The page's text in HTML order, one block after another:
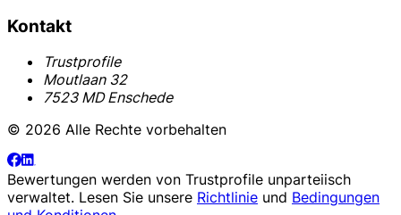
Kontakt
Trustprofile
Moutlaan 32
7523 MD Enschede
© 2026 Alle Rechte vorbehalten
Bewertungen werden von Trustprofile unparteiisch
verwaltet. Lesen Sie unsere Richtlinie und Bedingungen